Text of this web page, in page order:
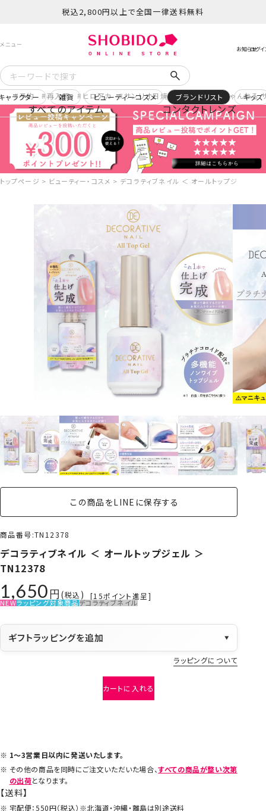
税込2,800円以上で全国一律送料無料
予約 再入荷 ヒロアカ サンリオ日焼け コスメヲタちゃんねる
すべてのアイテム コンタクトレンズ
ャラクター 雑貨 ビューティーコスメ ブランドリスト キッズ
トップページ ビューティー・コスメ デコラティブネイル ＜ オールトップジェル
この商品をLINEに保存する
商品番号 TN12378
デコラティブネイル ＜ オールトップジェル ＞
TN12378
1,650 税込 [15ポイント進呈]
NEWラッピング対象商品デコラティブネイル
ギフトラッピングを追加 ▼
ラッピングについて
カートに入れる
1～3営業日以内に発送いたします。
その他の商品を同時にご注文いただいた場合、すべての商品が整い次第
の出荷となります。
【送料】
宅配便：550円（税込）※北海道・沖縄・離島は別途送料